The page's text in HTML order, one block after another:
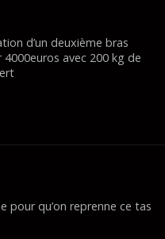
d’un deuxième bras
avec 200 kg de
pour qu’on reprenne ce tas